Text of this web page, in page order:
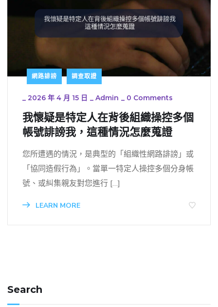
網路誹謗 調查取證
_ 2026 年 4 月 15 日 _ Admin _ 0 Comments
我懷疑是特定人在背後組織操控多個
帳號誹謗我，這種情況怎麼蒐證
您所遭遇的情況，是典型的「組織性網路誹謗」或
「協同造假行為」。當單一特定人操控多個分身帳
號、或糾集親友對您進行 […]
LEARN MORE
Search